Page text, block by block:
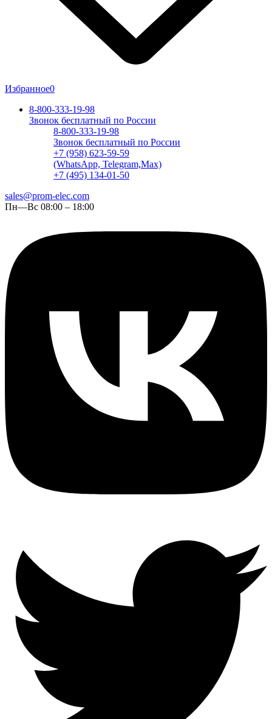
Избранное0
8-800-333-19-98
Звонок бесплатный по России
8-800-333-19-98
Звонок бесплатный по России
+7 (958) 623-59-59
(WhatsApp, Telegram,Max)
+7 (495) 134-01-50
sales@prom-elec.com
Пн—Вс 08:00 – 18:00